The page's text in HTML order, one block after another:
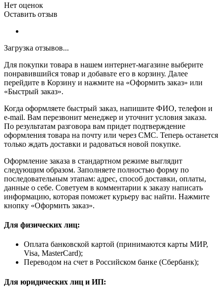
Нет оценок
Оставить отзыв
Загрузка отзывов...
Для покупки товара в нашем интернет-магазине выберите
понравившийся товар и добавьте его в корзину. Далее
перейдите в Корзину и нажмите на «Оформить заказ» или
«Быстрый заказ».
Когда оформляете быстрый заказ, напишите ФИО, телефон и
e-mail. Вам перезвонит менеджер и уточнит условия заказа.
По результатам разговора вам придет подтверждение
оформления товара на почту или через СМС. Теперь останется
только ждать доставки и радоваться новой покупке.
Оформление заказа в стандартном режиме выглядит
следующим образом. Заполняете полностью форму по
последовательным этапам: адрес, способ доставки, оплаты,
данные о себе. Советуем в комментарии к заказу написать
информацию, которая поможет курьеру вас найти. Нажмите
кнопку «Оформить заказ».
Для физических лиц:
Оплата банковской картой (принимаются карты МИР,
Visa, MasterCard);
Переводом на счет в Российском банке (Сбербанк);
Для юридических лиц и ИП: